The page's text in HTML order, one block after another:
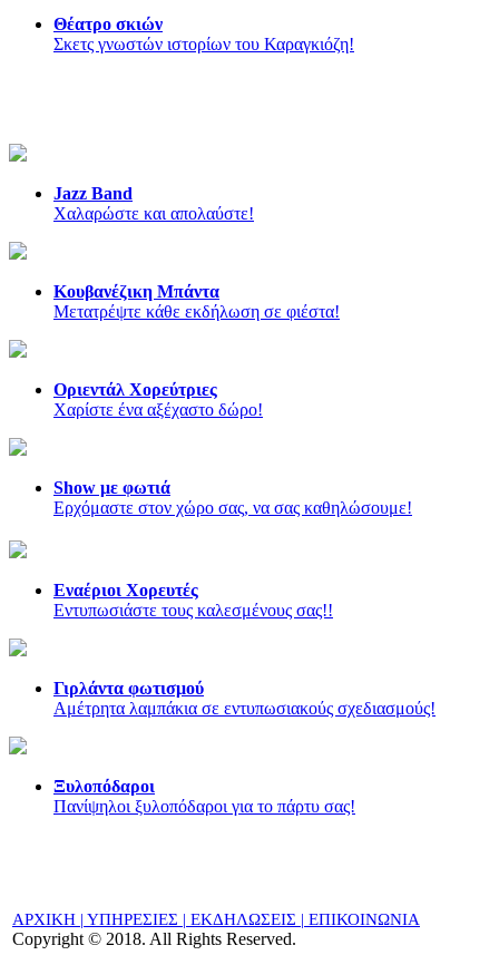
Θέατρο σκιών
Σκετς γνωστών ιστορίων του Καραγκιόζη!
Jazz Band
Χαλαρώστε και απολαύστε!
Κουβανέζικη Μπάντα
Mετατρέψτε κάθε εκδήλωση σε φιέστα!
Οριεντάλ Χορεύτριες
Χαρίστε ένα αξέχαστο δώρο!
Show με φωτιά
Ερχόμαστε στον χώρο σας, να σας καθηλώσουμε!
Εναέριοι Χορευτές
Εντυπωσιάστε τους καλεσμένους σας!!
Γιρλάντα φωτισμού
Αμέτρητα λαμπάκια σε εντυπωσιακούς σχεδιασμούς!
Ξυλοπόδαροι
Πανίψηλοι ξυλοπόδαροι για το πάρτυ σας!
ΑΡΧΙΚΗ | ΥΠΗΡΕΣΙΕΣ | ΕΚΔΗΛΩΣΕΙΣ | ΕΠΙΚΟΙΝΩΝΙΑ
Copyright © 2018. All Rights Reserved.